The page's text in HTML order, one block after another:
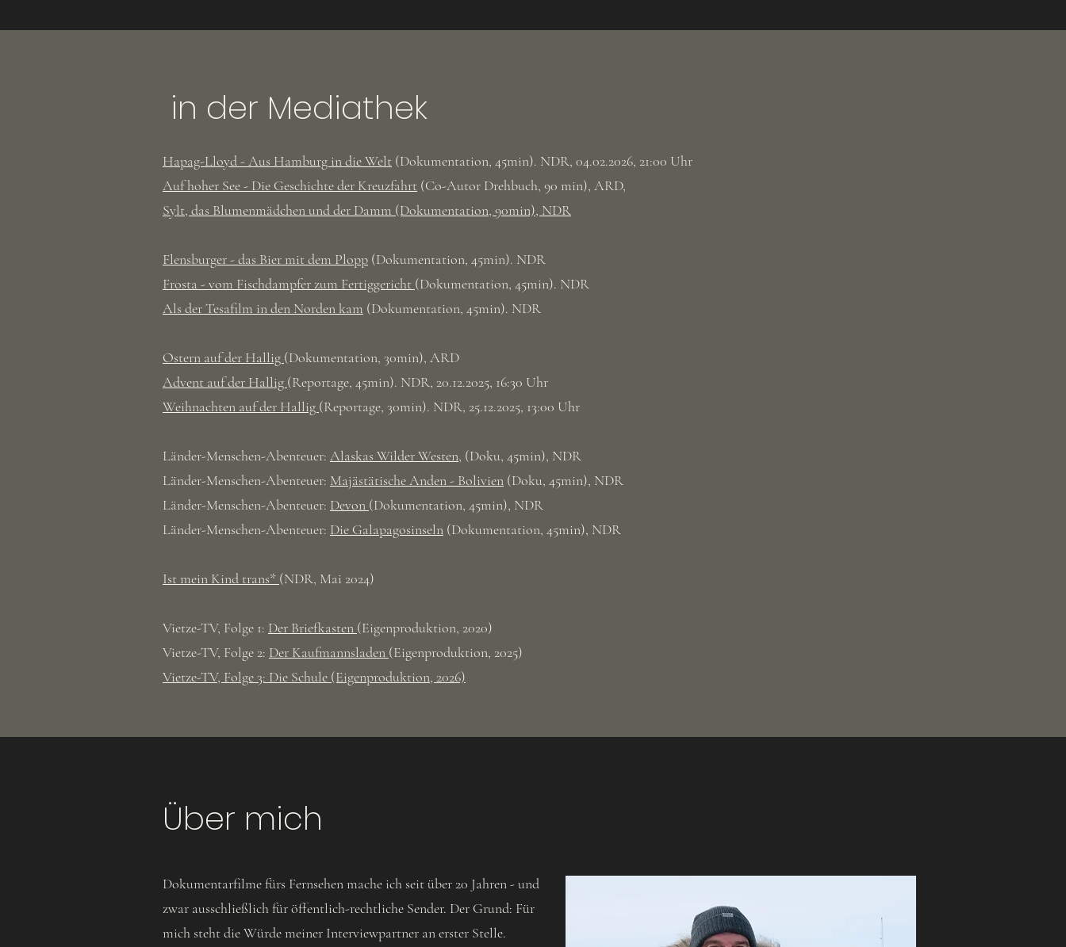
in der Mediathek
Hapag-Lloyd - Aus Hamburg in die Welt (Dokumentation, 45min). NDR, 04.02.2026, 21:00 Uhr
Auf hoher See - Die Geschichte der Kreuzfahrt (Co-Autor Drehbuch, 90 min), ARD,
Sylt, das Blumenmädchen und der Damm (Dokumentation, 90min), NDR
Flensburger - das Bier mit dem Plopp (Dokumentation, 45min). NDR
Frosta - vom Fischdampfer zum Fertiggericht (Dokumentation, 45min). NDR
Als der Tesafilm in den Norden kam (Dokumentation, 45min). NDR
Ostern auf der Hallig (Dokumentation, 30min), ARD
Advent auf der Hallig (Reportage, 45min). NDR, 20.12.2025, 16:30 Uhr
Weihnachten auf der Hallig (Reportage, 30min). NDR, 25.12.2025, 13:00 Uhr
Länder-Menschen-Abenteuer: Alaskas Wilder Westen, (Doku, 45min), NDR
Länder-Menschen-Abenteuer: Majästätische Anden - Bolivien (Doku, 45min), NDR
​Länder-Menschen-Abenteuer: Devon (Dokumentation, 45min), NDR
Länder-Menschen-Abenteuer: Die Galapagosinseln (Dokumentation, 45min), NDR
Ist mein Kind trans* (NDR, Mai 2024)
Vietze-TV, Folge 1: Der Briefkasten (Eigenproduktion, 2020)
Vietze-TV, Folge 2: Der Kaufmannsladen (Eigenproduktion, 2025)
​Vietze-TV, Folge 3: Die Schule (Eigenproduktion, 2026)
Über mich
Dokumentarfilme fürs Fernsehen mache ich seit über 20 Jahren - und
zwar ausschließlich für öffentlich-rechtliche Sender. Der Grund: Für
mich steht die Würde meiner Interviewpartner an erster Stelle.